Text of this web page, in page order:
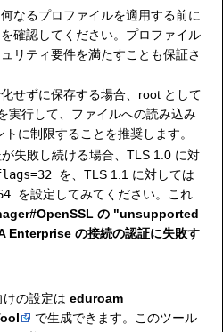
なるプロファイルを適用する前に
確認してください。プロファイル
リティ要件を満たすことも保証さ
せずに保存する場合、root として
実行して、ファイルへの読み込み
に制限することを推奨します。
失敗し続ける場合、TLS 1.0 に対
を、TLS 1.1 に対しては
を設定してみてください。これ
の "unsupported
Enterprise の接続の認証に失敗す
の設定は eduroam
で生成できます。このツール